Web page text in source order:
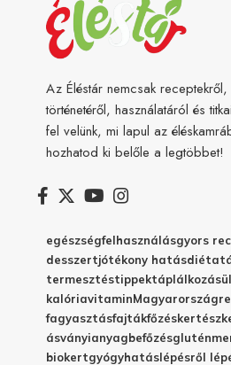
Az Éléstár nemcsak
történetéről, használatáról és
fel velünk, mi lapul az
hozhatod ki belőle a legtöbbet!
egészségfelhasználásgyors
desszertjótékony hatásdiéta
termesztéstippektáplálkozás
kalóriavitaminMagyarország
fagyasztásfajtákfőzés
ásványianyagbefőzés
biokertgyógyhatáslépésről